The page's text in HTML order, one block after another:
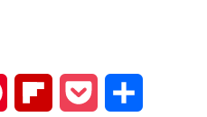
Pinterest FlipboardPocket